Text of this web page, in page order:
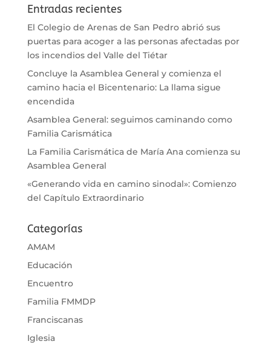
Entradas recientes
El Colegio de Arenas de San Pedro abrió sus
puertas para acoger a las personas afectadas por
los incendios del Valle del Tiétar
Concluye la Asamblea General y comienza el
camino hacia el Bicentenario: La llama sigue
encendida
Asamblea General: seguimos caminando como
Familia Carismática
La Familia Carismática de María Ana comienza su
Asamblea General
«Generando vida en camino sinodal»: Comienzo
del Capítulo Extraordinario
Categorías
AMAM
Educación
Encuentro
Familia FMMDP
Franciscanas
Iglesia